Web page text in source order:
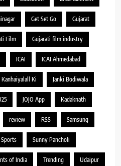
Get Set Go Gujarat
Film Gujarati film industry
ICAI ICAI Ahmedabad
Kanhaiyalall Ki Janki Bodiwala
JOJO App Kadaknath
review RSS Samsung
Sports Sunny Pancholi
of India Trending Udaipur